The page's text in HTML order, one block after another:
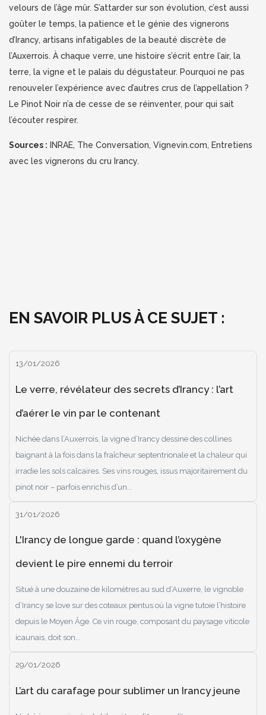
velours de l’âge mûr. S’attarder sur son évolution, c’est aussi
goûter le temps, la patience et le génie des vignerons
d’Irancy, artisans infatigables de la beauté discrète de
l’Auxerrois. À chaque verre, une histoire s’écrit entre l’air, la
terre, la vigne et le palais du dégustateur. Pourquoi ne pas
renouveler l’expérience avec d’autres crus de l’appellation ?
Le Pinot Noir n’a de cesse de se réinventer, pour qui sait
l’écouter respirer.
Sources : INRAE, The Conversation, Vignevin.com, Entretiens
avec les vignerons du cru Irancy.
EN SAVOIR PLUS À CE SUJET :
13/01/2026
Le verre, révélateur des secrets d’Irancy : l’art
d’aérer le vin par le contenant
Nichée dans l’Auxerrois, la vigne d’Irancy dessine des collines
baignant à la fois dans la fraîcheur septentrionale et la chaleur qui
irradie les sols calcaires. Ses vins rouges, issus majoritairement du
pinot noir – parfois enrichis d’un...
31/01/2026
L'Irancy de longue garde : quand l’oxygène
devient le pire ennemi du terroir
Situé à une douzaine de kilomètres au sud d’Auxerre, le vignoble
d’Irancy se love sur des coteaux pentus où la vigne tutoie l’histoire
depuis le Moyen Âge. Ce vin rouge, composant du paysage viticole
icaunais, doit son...
29/01/2026
L’art du carafage pour sublimer un Irancy jeune